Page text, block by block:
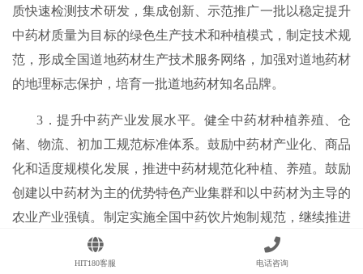
质快速检测技术研发，集成创新、示范推广一批以稳定提升
中药材质量为目标的绿色生产技术和种植模式，制定技术规
范，形成全国道地药材生产技术服务网络，加强对道地药材
的地理标志保护，培育一批道地药材知名品牌。
3．提升中药产业发展水平。健全中药材种植养殖、仓
储、物流、初加工规范标准体系。鼓励中药材产业化、商品
化和适度规模化发展，推进中药材规范化种植、养殖。鼓励
创建以中药材为主的优势特色产业集群和以中药材为主导的
农业产业强镇。制定实施全国中药饮片炮制规范，继续推进
中药炮制技术传承基地建设，探索将具有独特炮制方法的中
药饮片纳入中药品种保护范围。加强中药材第三方质量检测
HIT180客服 电话咨询